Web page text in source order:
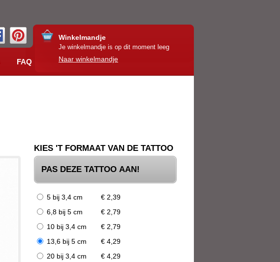
Winkelmandje
Je winkelmandje is op dit moment leeg
Naar winkelmandje
FAQ
KIES 'T FORMAAT VAN DE TATTOO
PAS DEZE TATTOO AAN!
5 bij 3,4 cm
€ 2,39
6,8 bij 5 cm
€ 2,79
10 bij 3,4 cm
€ 2,79
13,6 bij 5 cm
€ 4,29
20 bij 3,4 cm
€ 4,29